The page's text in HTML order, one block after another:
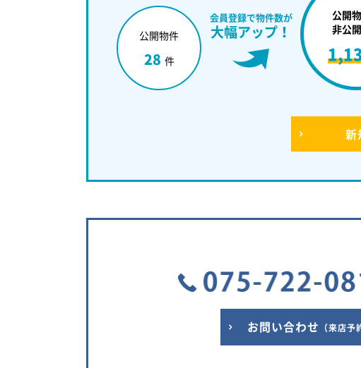
会員登録で物件数が
大幅アップ！
公開物件
28 件
公開
非公
新
お問い合わせ （来店予